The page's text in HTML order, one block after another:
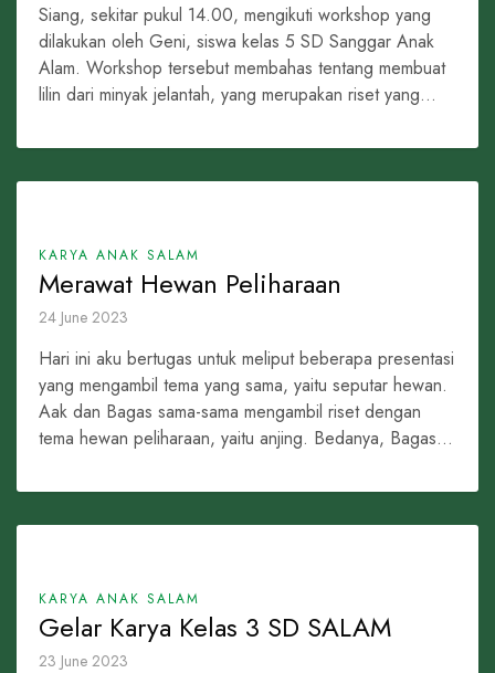
Siang, sekitar pukul 14.00, mengikuti workshop yang
dilakukan oleh Geni, siswa kelas 5 SD Sanggar Anak
Alam. Workshop tersebut membahas tentang membuat
lilin dari minyak jelantah, yang merupakan riset yang...
KARYA ANAK SALAM
Merawat Hewan Peliharaan
24 June 2023
Hari ini aku bertugas untuk meliput beberapa presentasi
yang mengambil tema yang sama, yaitu seputar hewan.
Aak dan Bagas sama-sama mengambil riset dengan
tema hewan peliharaan, yaitu anjing. Bedanya, Bagas...
KARYA ANAK SALAM
Gelar Karya Kelas 3 SD SALAM
23 June 2023